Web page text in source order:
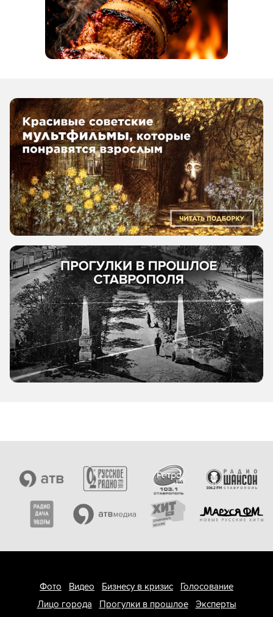
Фото Видео Бизнесу в кризис
Голосование
Лицо города
Прогулки в прошлое
Эксперты